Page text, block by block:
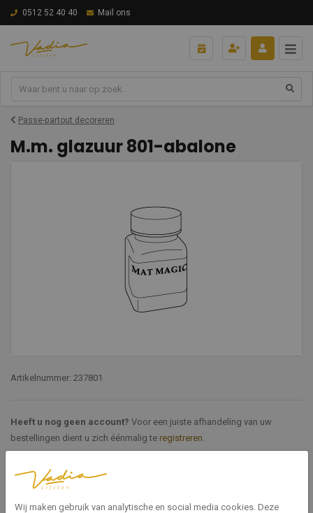
0512 52 40 40 Mail ons
Passe-partout decoreren
M.m. glazuur 801-abalone
Artikelnummer: 237801
Heeft u nog geen account? Voor een juiste afhandeling van uw
bestellingen dient u zich éénmalig te registreren.
Specificaties
Wij maken gebruik van analytische en social media cookies. Deze